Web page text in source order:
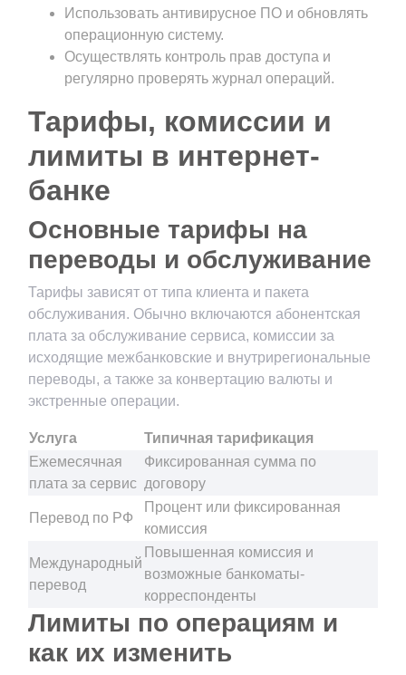
Использовать антивирусное ПО и обновлять
операционную систему.
Осуществлять контроль прав доступа и
регулярно проверять журнал операций.
Тарифы, комиссии и
лимиты в интернет-
банке
Основные тарифы на
переводы и обслуживание
Тарифы зависят от типа клиента и пакета
обслуживания. Обычно включаются абонентская
плата за обслуживание сервиса, комиссии за
исходящие межбанковские и внутрирегиональные
переводы, а также за конвертацию валюты и
экстренные операции.
Услуга
Типичная тарификация
Ежемесячная
плата за сервис
Фиксированная сумма по
договору
Перевод по РФ
Процент или фиксированная
комиссия
Международный
перевод
Повышенная комиссия и
возможные банкоматы-
корреспонденты
Лимиты по операциям и
как их изменить